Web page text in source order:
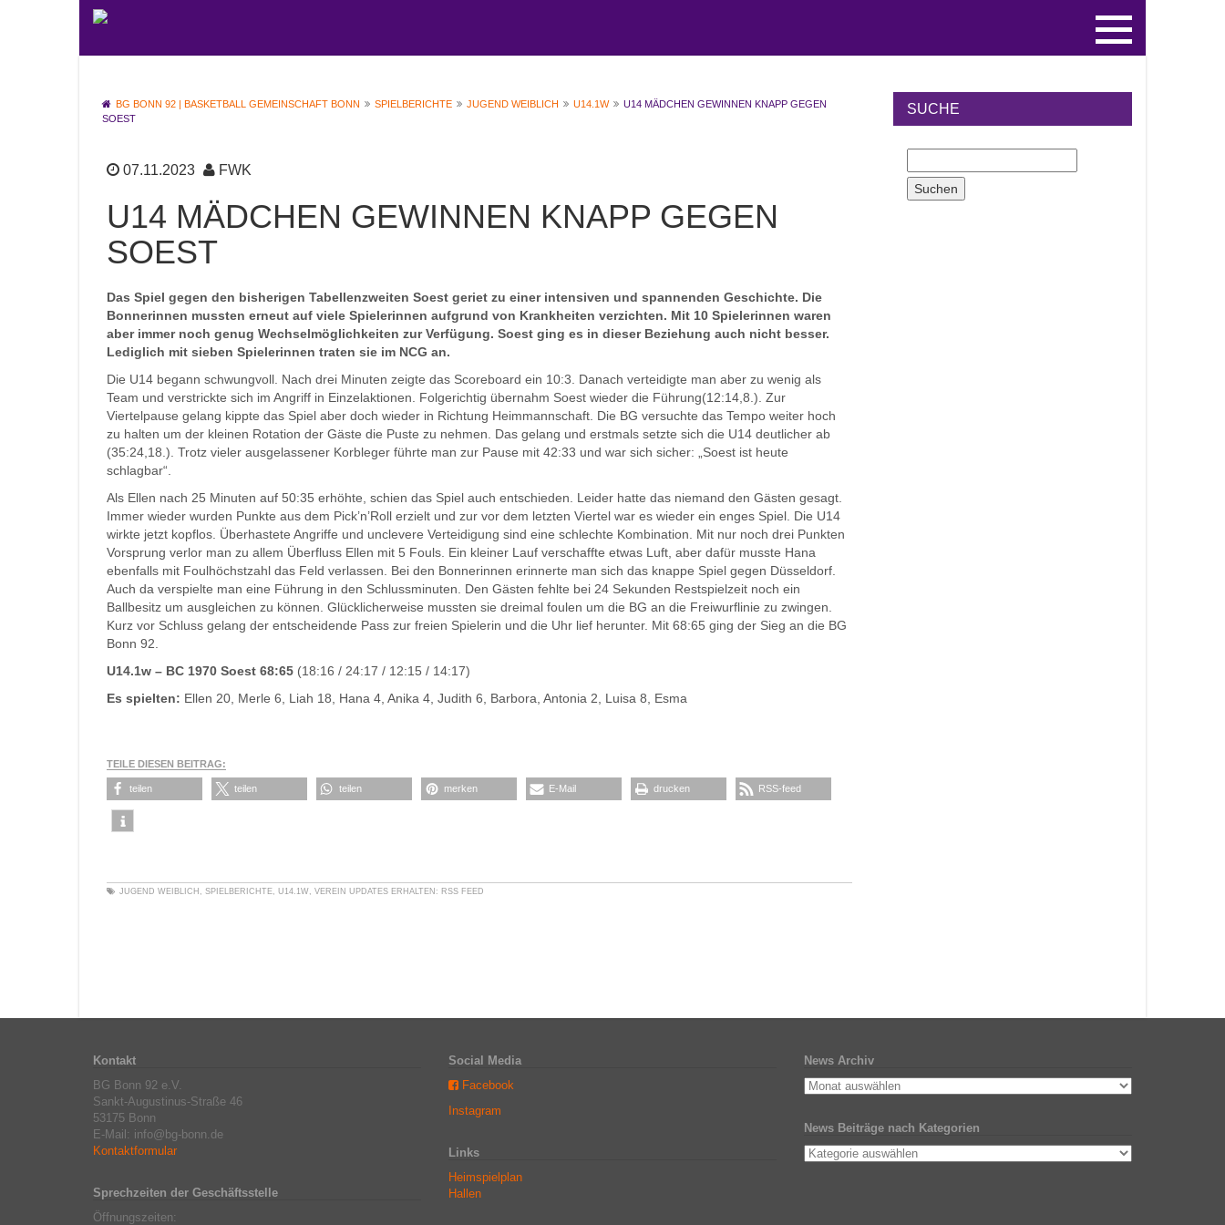
BG BONN 92 | BASKETBALL GEMEINSCHAFT BONN SPIELBERICHTE JUGEND WEIBLICH U14.1W
U14 MÄDCHEN GEWINNEN KNAPP GEGEN
SOEST
07.11.2023 FWK
U14 MÄDCHEN GEWINNEN KNAPP GEGEN
SOEST
Das Spiel gegen den bisherigen Tabellenzweiten Soest geriet zu einer intensiven und spannenden Geschichte. Die
Bonnerinnen mussten erneut auf viele Spielerinnen aufgrund von Krankheiten verzichten. Mit 10 Spielerinnen waren
aber immer noch genug Wechselmöglichkeiten zur Verfügung. Soest ging es in dieser Beziehung auch nicht besser.
Lediglich mit sieben Spielerinnen traten sie im NCG an.
Die U14 begann schwungvoll. Nach drei Minuten zeigte das Scoreboard ein 10:3. Danach verteidigte man aber zu wenig als
Team und verstrickte sich im Angriff in Einzelaktionen. Folgerichtig übernahm Soest wieder die Führung(12:14,8.). Zur
Viertelpause gelang kippte das Spiel aber doch wieder in Richtung Heimmannschaft. Die BG versuchte das Tempo weiter hoch
zu halten um der kleinen Rotation der Gäste die Puste zu nehmen. Das gelang und erstmals setzte sich die U14 deutlicher ab
(35:24,18.). Trotz vieler ausgelassener Korbleger führte man zur Pause mit 42:33 und war sich sicher: „Soest ist heute
schlagbar“.
Als Ellen nach 25 Minuten auf 50:35 erhöhte, schien das Spiel auch entschieden. Leider hatte das niemand den Gästen gesagt.
Immer wieder wurden Punkte aus dem Pick’n’Roll erzielt und zur vor dem letzten Viertel war es wieder ein enges Spiel. Die U14
wirkte jetzt kopflos. Überhastete Angriffe und unclevere Verteidigung sind eine schlechte Kombination. Mit nur noch drei Punkten
Vorsprung verlor man zu allem Überfluss Ellen mit 5 Fouls. Ein kleiner Lauf verschaffte etwas Luft, aber dafür musste Hana
ebenfalls mit Foulhöchstzahl das Feld verlassen. Bei den Bonnerinnen erinnerte man sich das knappe Spiel gegen Düsseldorf.
Auch da verspielte man eine Führung in den Schlussminuten. Den Gästen fehlte bei 24 Sekunden Restspielzeit noch ein
Ballbesitz um ausgleichen zu können. Glücklicherweise mussten sie dreimal foulen um die BG an die Freiwurflinie zu zwingen.
Kurz vor Schluss gelang der entscheidende Pass zur freien Spielerin und die Uhr lief herunter. Mit 68:65 ging der Sieg an die BG
Bonn 92.
U14.1w – BC 1970 Soest 68:65 (18:16 / 24:17 / 12:15 / 14:17)
Es spielten: Ellen 20, Merle 6, Liah 18, Hana 4, Anika 4, Judith 6, Barbora, Antonia 2, Luisa 8, Esma
TEILE DIESEN BEITRAG:
teilen teilen teilen merken E-Mail drucken RSS-feed
JUGEND WEIBLICH , SPIELBERICHTE, U14.1W, VEREIN UPDATES ERHALTEN: RSS FEED
SUCHE
Kontakt
BG Bonn 92 e.V.
Sankt-Augustinus-Straße 46
53175 Bonn
E-Mail: info@bg-bonn.de
Kontaktformular
Sprechzeiten der Geschäftsstelle
Öffnungszeiten:
Social Media
Facebook
Instagram
Links
Heimspielplan
Hallen
News Archiv
News Beiträge nach Kategorien